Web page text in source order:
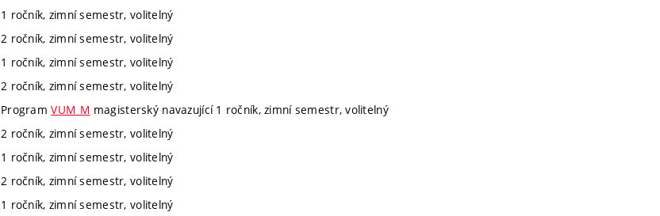
1 ročník, zimní semestr, volitelný
2 ročník, zimní semestr, volitelný
1 ročník, zimní semestr, volitelný
2 ročník, zimní semestr, volitelný
ProgramVUM_M magisterský navazující 1 ročník, zimní semestr, volitelný
2 ročník, zimní semestr, volitelný
1 ročník, zimní semestr, volitelný
2 ročník, zimní semestr, volitelný
1 ročník, zimní semestr, volitelný